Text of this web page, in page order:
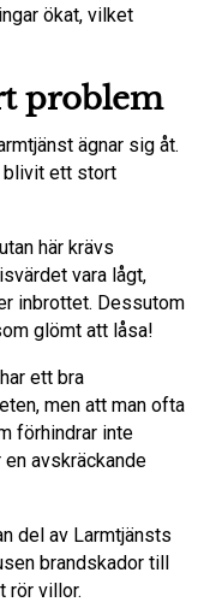
ökat, vilket
problem
ägnar sig åt.
blivit ett stort
här krävs
vara lågt,
inbrottet. Dessutom
glömt att låsa!
ett bra
men att man ofta
förhindrar inte
en avskräckande
del av Larmtjänsts
brandskador till
rör villor.